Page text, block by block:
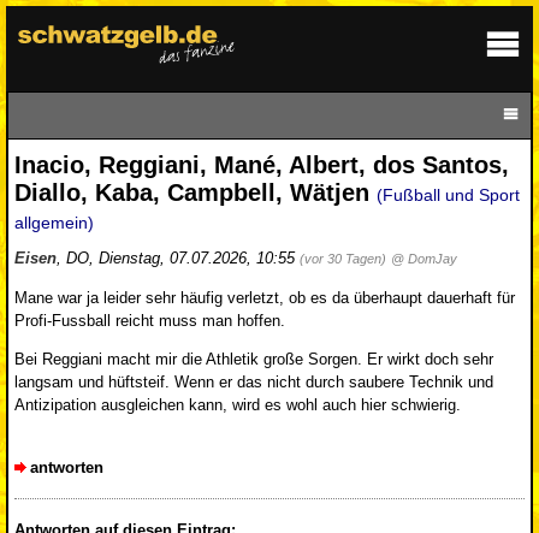
Inacio, Reggiani, Mané, Albert, dos Santos,
Diallo, Kaba, Campbell, Wätjen (Fußball und Sport
allgemein)
Eisen, DO, Dienstag, 07.07.2026, 10:55 (vor 30 Tagen) @ DomJay
Mane war ja leider sehr häufig verletzt, ob es da überhaupt dauerhaft für
Profi-Fussball reicht muss man hoffen.
Bei Reggiani macht mir die Athletik große Sorgen. Er wirkt doch sehr
langsam und hüftsteif. Wenn er das nicht durch saubere Technik und
Antizipation ausgleichen kann, wird es wohl auch hier schwierig.
antworten